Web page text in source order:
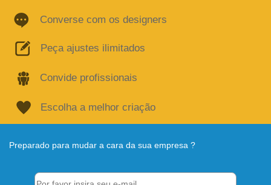
Converse com os designers
Peça ajustes ilimitados
Convide profissionais
Escolha a melhor criação
Preparado para mudar a cara da sua empresa ?